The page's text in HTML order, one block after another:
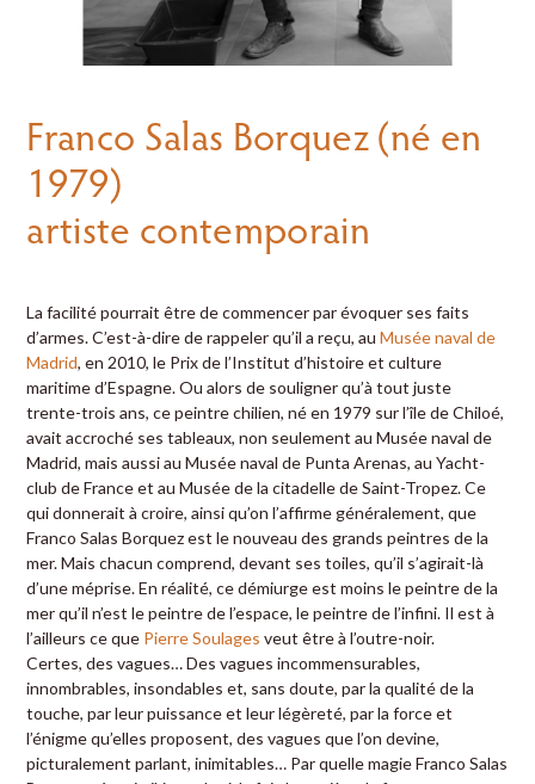
Franco Salas Borquez (né en
1979)
artiste contemporain
La facilité pourrait être de commencer par évoquer ses faits
d’armes. C’est-à-dire de rappeler qu’il a reçu, auMusée naval de
Madrid, en 2010, le Prix de l’Institut d’histoire et culture
maritime d’Espagne. Ou alors de souligner qu’à tout juste
trente-trois ans, ce peintre chilien, né en 1979 sur l’île de Chiloé,
avait accroché ses tableaux, non seulement au Musée naval de
Madrid, mais aussi au Musée naval de Punta Arenas, au Yacht-
club de France et au Musée de la citadelle de Saint-Tropez. Ce
qui donnerait à croire, ainsi qu’on l’affirme généralement, que
Franco Salas Borquez est le nouveau des grands peintres de la
mer. Mais chacun comprend, devant ses toiles, qu’il s’agirait-là
d’une méprise. En réalité, ce démiurge est moins le peintre de la
mer qu’il n’est le peintre de l’espace, le peintre de l’infini. Il est à
l’ailleurs ce que Pierre Soulages veut être à l’outre-noir.
Certes, des vagues… Des vagues incommensurables,
innombrables, insondables et, sans doute, par la qualité de la
touche, par leur puissance et leur légèreté, par la force et
l’énigme qu’elles proposent, des vagues que l’on devine,
picturalement parlant, inimitables… Par quelle magie Franco Salas